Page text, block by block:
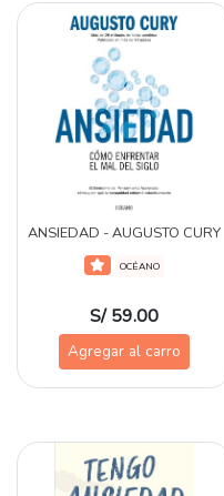
ANSIEDAD - AUGUSTO CURY
OCÉANO
S/ 59.00
Agregar al carro